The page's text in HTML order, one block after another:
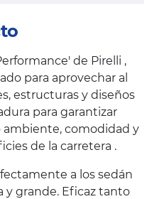
de Pirelli ,
para aprovechar al
estructuras y diseños
para garantizar
ambiente, comodidad y
de la carretera .
a los sedán
grande. Eficaz tanto